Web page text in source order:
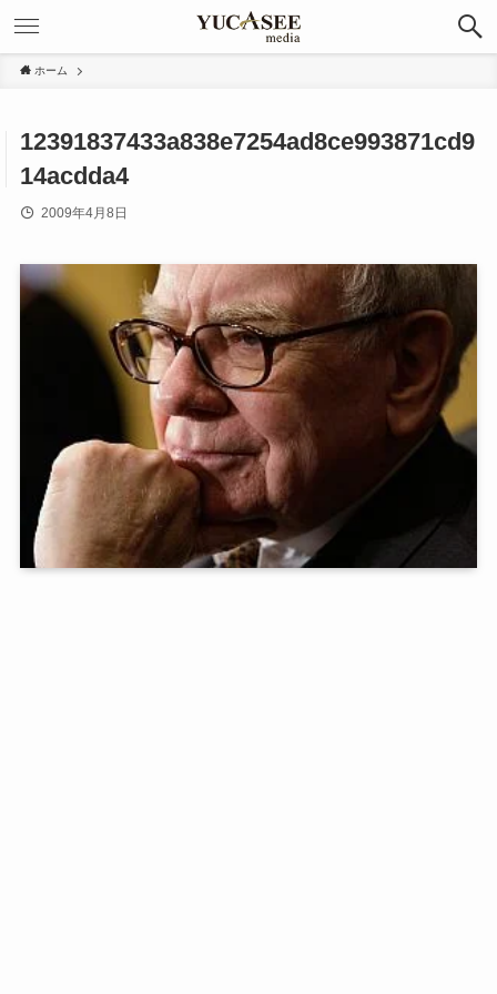
ホーム
12391837433a838e7254ad8ce993871cd9
14acdda4
2009年4月8日